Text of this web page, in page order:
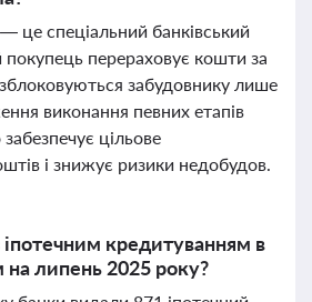
це спеціальний банківський
покупець перераховує кошти за
забудовнику лише
виконання певних етапів
цільове
і знижує ризики недобудов.
іпотечним кредитуванням в
на липень 2025 року?